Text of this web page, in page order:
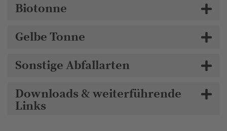
Biotonne
Gelbe Tonne
Sonstige Abfallarten
Downloads & weiterführende
Links